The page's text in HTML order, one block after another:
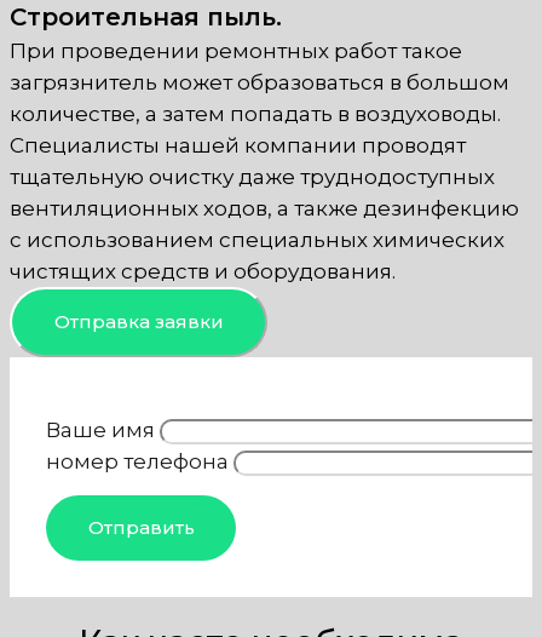
Строительная пыль.
При проведении ремонтных работ такое
загрязнитель может образоваться в большом
количестве, а затем попадать в воздуховоды.
Специалисты нашей компании проводят
тщательную очистку даже труднодоступных
вентиляционных ходов, а также дезинфекцию
с использованием специальных химических
чистящих средств и оборудования.
Отправка заявки
Ваше имя
номер телефона